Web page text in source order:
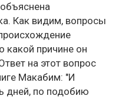
Как видим, вопросы
какой причине он
на этот вопрос
Макабим: "И
дней, по подобию